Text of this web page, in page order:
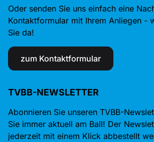
Oder senden Sie uns einfach eine
Kontaktformular mit Ihrem Anliegen -
Sie da!
zum Kontaktformular
TVBB-NEWSLETTER
Abonnieren Sie unseren TVBB-
Sie immer aktuell am Ball! Der
jederzeit mit einem Klick abbestellt